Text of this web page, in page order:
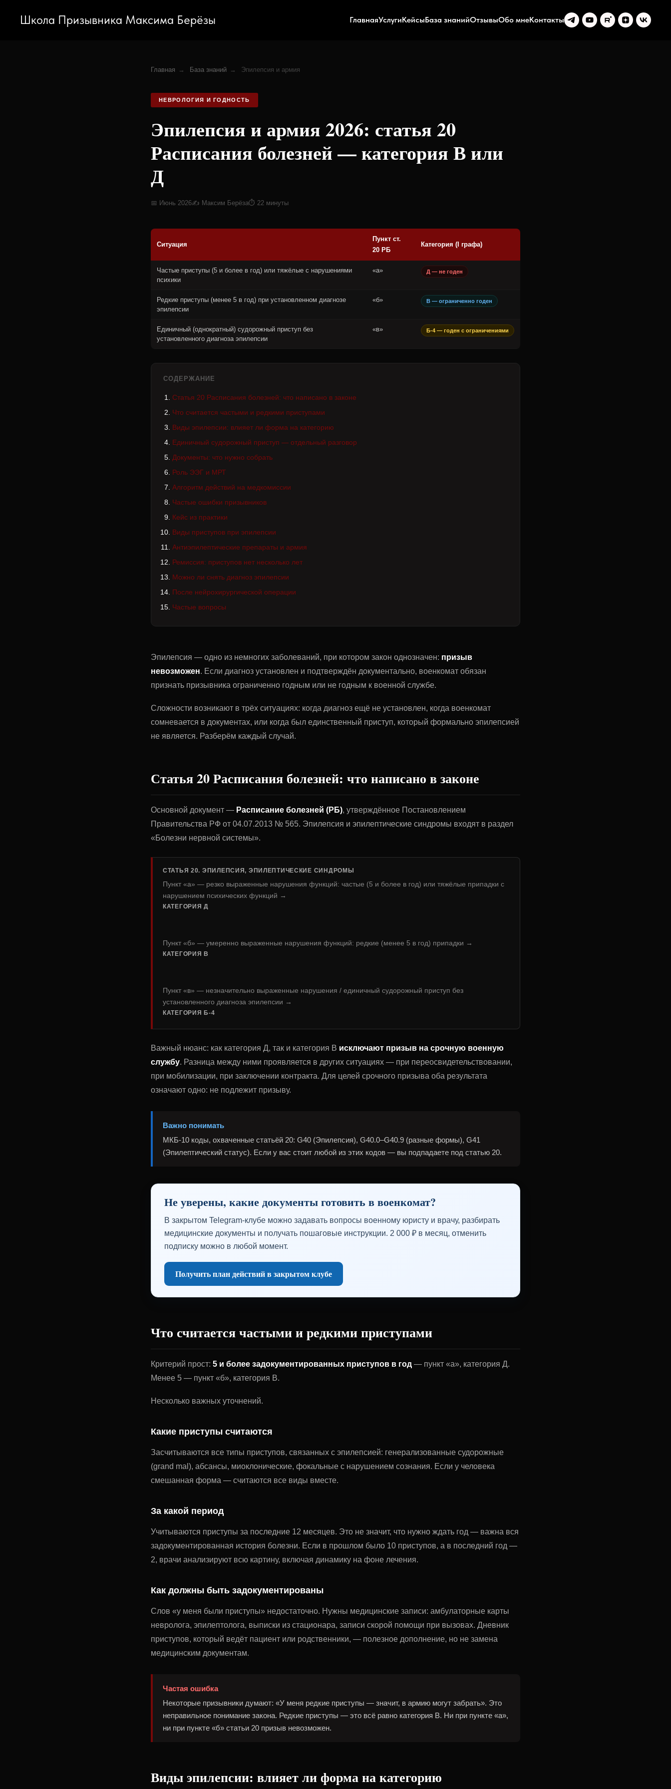
Школа Призывника Максима Берёзы ГлавнаяУслугиКейсыБаза знанийОтзывыОбо мнеКонтакты
Главная → База знаний → Эпилепсия и армия
НЕВРОЛОГИЯ И ГОДНОСТЬ
Эпилепсия и армия 2026: статья 20
Расписания болезней — категория В или
Д
📅 Июнь 2026✍️ Максим Берёза⏱ 22 минуты
Ситуация
Пункт ст.
20 РБ
Категория (I графа)
Частые приступы (5 и более в год) или тяжёлые с нарушениями
психики
«а» Д — не годен
Редкие приступы (менее 5 в год) при установленном диагнозе
эпилепсии
«б» В — ограниченно годен
Единичный (однократный) судорожный приступ без
установленного диагноза эпилепсии
«в» Б-4 — годен с ограничениями
СОДЕРЖАНИЕ
Статья 20 Расписания болезней: что написано в законе
Что считается частыми и редкими приступами
Виды эпилепсии: влияет ли форма на категорию
Единичный судорожный приступ — отдельный разговор
Документы: что нужно собрать
Роль ЭЭГ и МРТ
Алгоритм действий на медкомиссии
Частые ошибки призывников
Кейс из практики
Виды приступов при эпилепсии
Антиэпилептические препараты и армия
Ремиссия: приступов нет несколько лет
Можно ли снять диагноз эпилепсии
После нейрохирургической операции
Частые вопросы
Эпилепсия — одно из немногих заболеваний, при котором закон однозначен: призыв
невозможен. Если диагноз установлен и подтверждён документально, военкомат обязан
признать призывника ограниченно годным или не годным к военной службе.
Сложности возникают в трёх ситуациях: когда диагноз ещё не установлен, когда военкомат
сомневается в документах, или когда был единственный приступ, который формально эпилепсией
не является. Разберём каждый случай.
Статья 20 Расписания болезней: что написано в законе
Основной документ — Расписание болезней (РБ), утверждённое Постановлением
Правительства РФ от 04.07.2013 № 565. Эпилепсия и эпилептические синдромы входят в раздел
«Болезни нервной системы».
СТАТЬЯ 20. ЭПИЛЕПСИЯ, ЭПИЛЕПТИЧЕСКИЕ СИНДРОМЫ
Пункт «а» — резко выраженные нарушения функций: частые (5 и более в год) или тяжёлые припадки с
нарушением психических функций →
КАТЕГОРИЯ Д
Пункт «б» — умеренно выраженные нарушения функций: редкие (менее 5 в год) припадки →
КАТЕГОРИЯ В
Пункт «в» — незначительно выраженные нарушения / единичный судорожный приступ без
установленного диагноза эпилепсии →
КАТЕГОРИЯ Б-4
Важный нюанс: как категория Д, так и категория В исключают призыв на срочную военную
службу. Разница между ними проявляется в других ситуациях — при переосвидетельствовании,
при мобилизации, при заключении контракта. Для целей срочного призыва оба результата
означают одно: не подлежит призыву.
Важно понимать
МКБ-10 коды, охваченные статьёй 20: G40 (Эпилепсия), G40.0–G40.9 (разные формы), G41
(Эпилептический статус). Если у вас стоит любой из этих кодов — вы подпадаете под статью 20.
Не уверены, какие документы готовить в военкомат?
В закрытом Telegram-клубе можно задавать вопросы военному юристу и врачу, разбирать
медицинские документы и получать пошаговые инструкции. 2 000 ₽ в месяц, отменить
подписку можно в любой момент.
Получить план действий в закрытом клубе
Что считается частыми и редкими приступами
Критерий прост: 5 и более задокументированных приступов в год — пункт «а», категория Д.
Менее 5 — пункт «б», категория В.
Несколько важных уточнений.
Какие приступы считаются
Засчитываются все типы приступов, связанных с эпилепсией: генерализованные судорожные
(grand mal), абсансы, миоклонические, фокальные с нарушением сознания. Если у человека
смешанная форма — считаются все виды вместе.
За какой период
Учитываются приступы за последние 12 месяцев. Это не значит, что нужно ждать год — важна вся
задокументированная история болезни. Если в прошлом было 10 приступов, а в последний год —
2, врачи анализируют всю картину, включая динамику на фоне лечения.
Как должны быть задокументированы
Слов «у меня были приступы» недостаточно. Нужны медицинские записи: амбулаторные карты
невролога, эпилептолога, выписки из стационара, записи скорой помощи при вызовах. Дневник
приступов, который ведёт пациент или родственники, — полезное дополнение, но не замена
медицинским документам.
Частая ошибка
Некоторые призывники думают: «У меня редкие приступы — значит, в армию могут забрать». Это
неправильное понимание закона. Редкие приступы — это всё равно категория В. Ни при пункте «а»,
ни при пункте «б» статьи 20 призыв невозможен.
Виды эпилепсии: влияет ли форма на категорию